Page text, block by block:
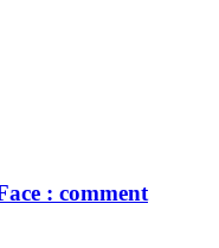
: comment